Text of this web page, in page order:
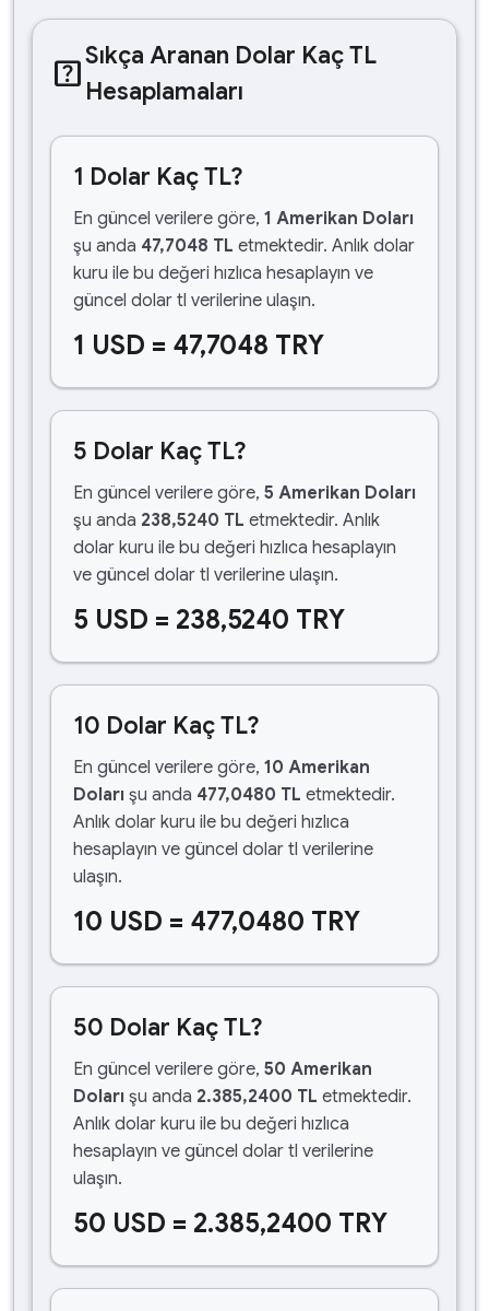
help_centerSıkça Aranan Dolar Kaç TL
Hesaplamaları
1 Dolar Kaç TL?
En güncel verilere göre, 1 Amerikan Doları
şu anda 47,7048 TL etmektedir. Anlık dolar
kuru ile bu değeri hızlıca hesaplayın ve
güncel dolar tl verilerine ulaşın.
1 USD = 47,7048 TRY
5 Dolar Kaç TL?
En güncel verilere göre, 5 Amerikan Doları
şu anda 238,5240 TL etmektedir. Anlık
dolar kuru ile bu değeri hızlıca hesaplayın
ve güncel dolar tl verilerine ulaşın.
5 USD = 238,5240 TRY
10 Dolar Kaç TL?
En güncel verilere göre, 10 Amerikan
Doları şu anda 477,0480 TL etmektedir.
Anlık dolar kuru ile bu değeri hızlıca
hesaplayın ve güncel dolar tl verilerine
ulaşın.
10 USD = 477,0480 TRY
50 Dolar Kaç TL?
En güncel verilere göre, 50 Amerikan
Doları şu anda 2.385,2400 TL etmektedir.
Anlık dolar kuru ile bu değeri hızlıca
hesaplayın ve güncel dolar tl verilerine
ulaşın.
50 USD = 2.385,2400 TRY